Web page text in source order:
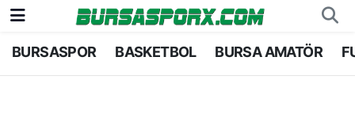
BURSASPOR BASKETBOL BURSA AMATÖR
Bursaspor
Bursa Nöbetçi Eczaneler